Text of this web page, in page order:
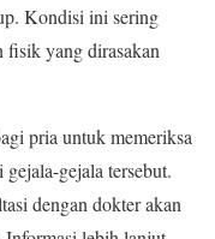
Kondisi ini sering
fisik yang dirasakan
pria untuk memeriksa
gejala tersebut.
dengan dokter akan